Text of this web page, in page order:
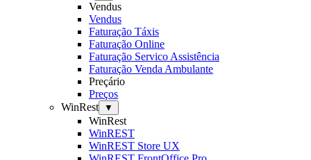
Vendus
Vendus
Faturação Táxis
Faturação Online
Faturação Servico Assistência
Faturação Venda Ambulante
Preçário
Preços
WinRest
▼
WinRest
WinREST
WinREST Store UX